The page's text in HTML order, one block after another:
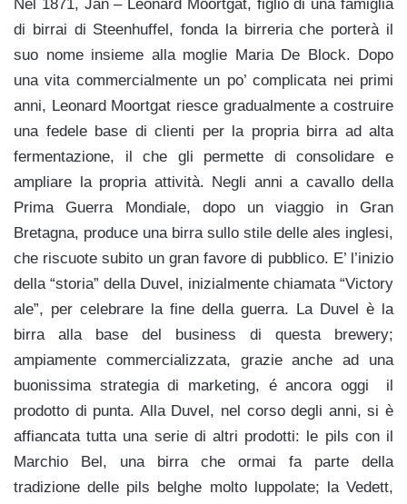
Nel 1871, Jan – Leonard Moortgat, figlio di una famiglia
di birrai di Steenhuffel, fonda la birreria che porterà il
suo nome insieme alla moglie Maria De Block. Dopo
una vita commercialmente un po’ complicata nei primi
anni, Leonard Moortgat riesce gradualmente a costruire
una fedele base di clienti per la propria birra ad alta
fermentazione, il che gli permette di consolidare e
ampliare la propria attività. Negli anni a cavallo della
Prima Guerra Mondiale, dopo un viaggio in Gran
Bretagna, produce una birra sullo stile delle ales inglesi,
che riscuote subito un gran favore di pubblico. E’ l’inizio
della “storia” della Duvel, inizialmente chiamata “Victory
ale”, per celebrare la fine della guerra. La Duvel è la
birra alla base del business di questa brewery;
ampiamente commercializzata, grazie anche ad una
buonissima strategia di marketing, é ancora oggi il
prodotto di punta. Alla Duvel, nel corso degli anni, si è
affiancata tutta una serie di altri prodotti: le pils con il
Marchio Bel, una birra che ormai fa parte della
tradizione delle pils belghe molto luppolate; la Vedett,